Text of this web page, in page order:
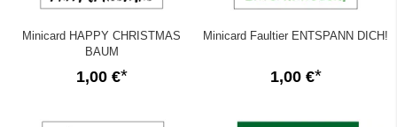
Minicard HAPPY CHRISTMAS
BAUM
1,00 €
Minicard Faultier ENTSPANN DICH!
1,00 €